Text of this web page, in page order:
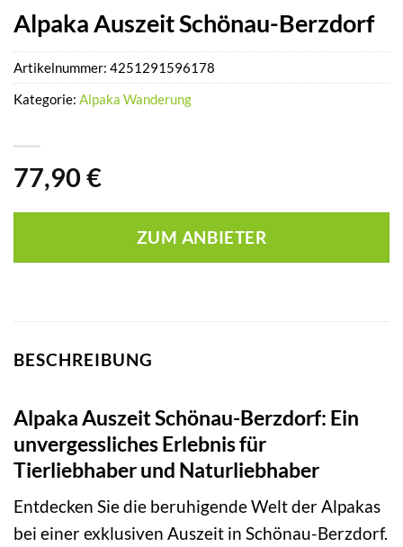
Alpaka Auszeit Schönau-Berzdorf
77,90 €
ZUM ANBIETER
Artikelnummer: 4251291596178
Kategorie: Alpaka Wanderung
BESCHREIBUNG
Alpaka Auszeit Schönau-Berzdorf: Ein
unvergessliches Erlebnis für
Tierliebhaber und Naturliebhaber
Entdecken Sie die beruhigende Welt der Alpakas
bei einer exklusiven Auszeit in Schönau-Berzdorf.